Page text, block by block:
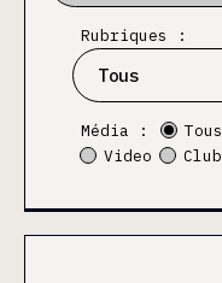
Rubriques :
Média : Tous
Video
Club